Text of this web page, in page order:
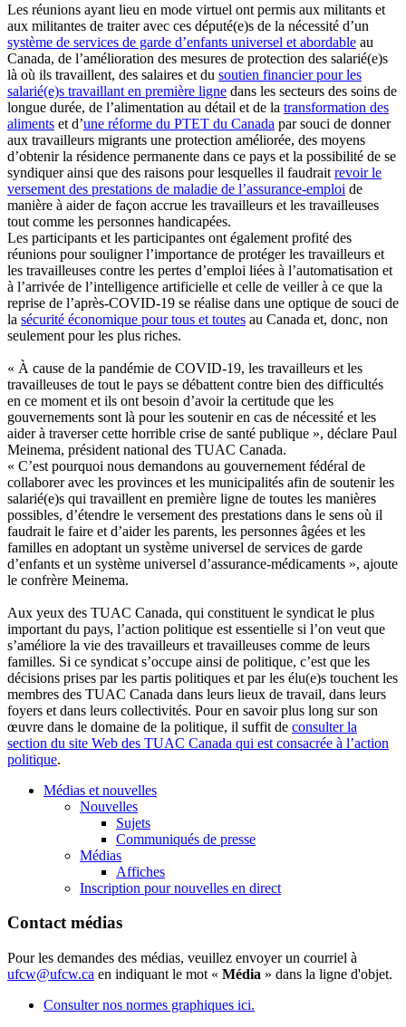
Les réunions ayant lieu en mode virtuel ont permis aux militants et
aux militantes de traiter avec ces député(e)s de la nécessité d’un
système de services de garde d’enfants universel et abordable au
Canada, de l’amélioration des mesures de protection des salarié(e)s
là où ils travaillent, des salaires et du soutien financier pour les
salarié(e)s travaillant en première ligne dans les secteurs des soins de
longue durée, de l’alimentation au détail et de la transformation des
aliments et d’une réforme du PTET du Canada par souci de donner
aux travailleurs migrants une protection améliorée, des moyens
d’obtenir la résidence permanente dans ce pays et la possibilité de se
syndiquer ainsi que des raisons pour lesquelles il faudrait revoir le
versement des prestations de maladie de l’assurance-emploi de
manière à aider de façon accrue les travailleurs et les travailleuses
tout comme les personnes handicapées.
Les participants et les participantes ont également profité des
réunions pour souligner l’importance de protéger les travailleurs et
les travailleuses contre les pertes d’emploi liées à l’automatisation et
à l’arrivée de l’intelligence artificielle et celle de veiller à ce que la
reprise de l’après-COVID-19 se réalise dans une optique de souci de
la sécurité économique pour tous et toutes au Canada et, donc, non
seulement pour les plus riches.
« À cause de la pandémie de COVID-19, les travailleurs et les
travailleuses de tout le pays se débattent contre bien des difficultés
en ce moment et ils ont besoin d’avoir la certitude que les
gouvernements sont là pour les soutenir en cas de nécessité et les
aider à traverser cette horrible crise de santé publique », déclare Paul
Meinema, président national des TUAC Canada.
« C’est pourquoi nous demandons au gouvernement fédéral de
collaborer avec les provinces et les municipalités afin de soutenir les
salarié(e)s qui travaillent en première ligne de toutes les manières
possibles, d’étendre le versement des prestations dans le sens où il
faudrait le faire et d’aider les parents, les personnes âgées et les
familles en adoptant un système universel de services de garde
d’enfants et un système universel d’assurance-médicaments », ajoute
le confrère Meinema.
Aux yeux des TUAC Canada, qui constituent le syndicat le plus
important du pays, l’action politique est essentielle si l’on veut que
s’améliore la vie des travailleurs et travailleuses comme de leurs
familles. Si ce syndicat s’occupe ainsi de politique, c’est que les
décisions prises par les partis politiques et par les élu(e)s touchent les
membres des TUAC Canada dans leurs lieux de travail, dans leurs
foyers et dans leurs collectivités. Pour en savoir plus long sur son
œuvre dans le domaine de la politique, il suffit de consulter la
section du site Web des TUAC Canada qui est consacrée à l’action
politique.
Médias et nouvelles
Nouvelles
Sujets
Communiqués de presse
Médias
Affiches
Inscription pour nouvelles en direct
Contact médias
Pour les demandes des médias, veuillez envoyer un courriel à
ufcw@ufcw.ca en indiquant le mot « Média » dans la ligne d'objet.
Consulter nos normes graphiques ici.